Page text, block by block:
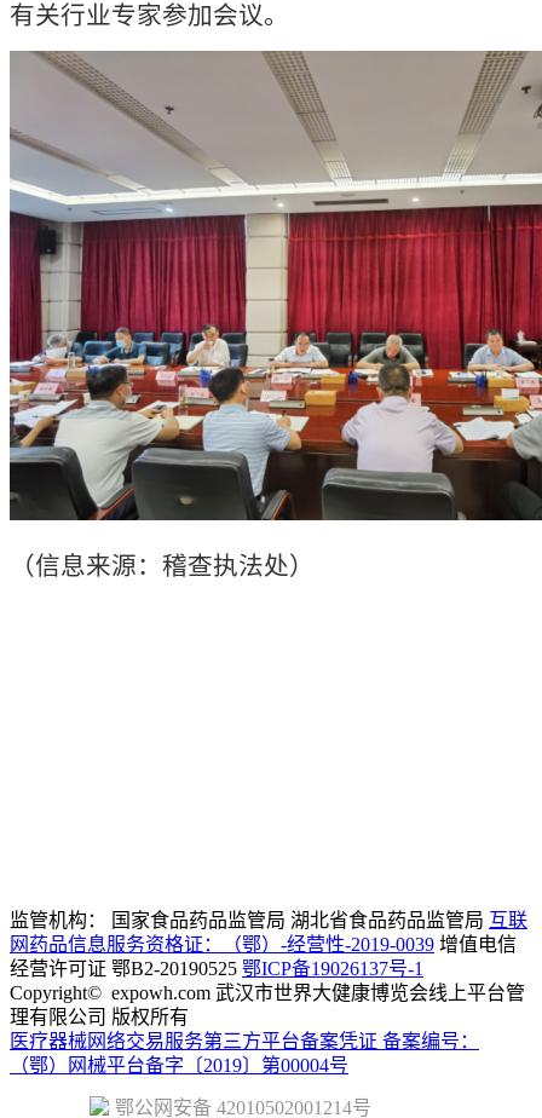
有关行业专家参加会议。
（信息来源：稽查执法处）
监管机构： 国家食品药品监管局 湖北省食品药品监管局 互联
网药品信息服务资格证：（鄂）-经营性-2019-0039 增值电信
经营许可证 鄂B2-20190525 鄂ICP备19026137号-1
Copyright© expowh.com 武汉市世界大健康博览会线上平台管
理有限公司 版权所有
医疗器械网络交易服务第三方平台备案凭证 备案编号：
（鄂）网械平台备字〔2019〕第00004号
鄂公网安备 42010502001214号